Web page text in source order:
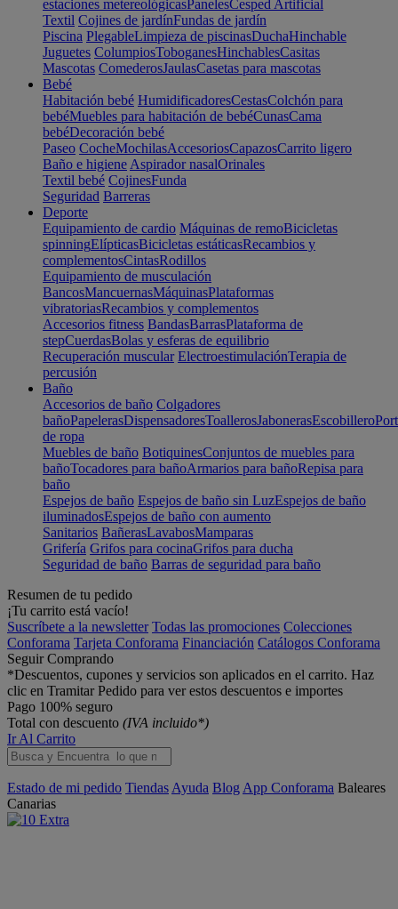
estaciones metereológicasPanelesCesped Artificial
Textil Cojines de jardínFundas de jardín
Piscina PlegableLimpieza de piscinasDuchaHinchable
Juguetes ColumpiosToboganesHinchablesCasitas
Mascotas ComederosJaulasCasetas para mascotas
Bebé
Habitación bebé HumidificadoresCestasColchón para
bebéMuebles para habitación de bebéCunasCama
bebéDecoración bebé
Paseo CocheMochilasAccesoriosCapazosCarrito ligero
Baño e higiene Aspirador nasalOrinales
Textil bebé CojinesFunda
Seguridad Barreras
Deporte
Equipamiento de cardio Máquinas de remoBicicletas
spinningElípticasBicicletas estáticasRecambios y
complementosCintasRodillos
Equipamiento de musculación
BancosMancuernasMáquinasPlataformas
vibratoriasRecambios y complementos
Accesorios fitness BandasBarrasPlataforma de
stepCuerdasBolas y esferas de equilibrio
Recuperación muscular ElectroestimulaciónTerapia de
percusión
Baño
Accesorios de baño Colgadores
bañoPapelerasDispensadoresToallerosJabonerasEscobillero
de ropa
Muebles de baño BotiquinesConjuntos de muebles para
bañoTocadores para bañoArmarios para bañoRepisa para
baño
Espejos de baño Espejos de baño sin LuzEspejos de baño
iluminadosEspejos de baño con aumento
Sanitarios BañerasLavabosMamparas
Grifería Grifos para cocinaGrifos para ducha
Seguridad de baño Barras de seguridad para baño
Resumen de tu pedido
¡Tu carrito está vacío!
Suscríbete a la newsletter Todas las promociones Colecciones
Conforama Tarjeta Conforama Financiación Catálogos Conforama
Seguir Comprando
*Descuentos, cupones y servicios son aplicados en el carrito. Haz
clic en Tramitar Pedido para ver estos descuentos e importes
Pago 100% seguro
Total con descuento (IVA incluido*)
Ir Al Carrito
Estado de mi pedido Tiendas Ayuda Blog App Conforama Baleares
Canarias